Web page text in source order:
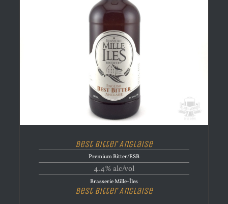
Best Bitter Anglaise
Premium Bitter/ESB
4.4% alc/vol
Brasserie Mille-Îles
Best Bitter Anglaise